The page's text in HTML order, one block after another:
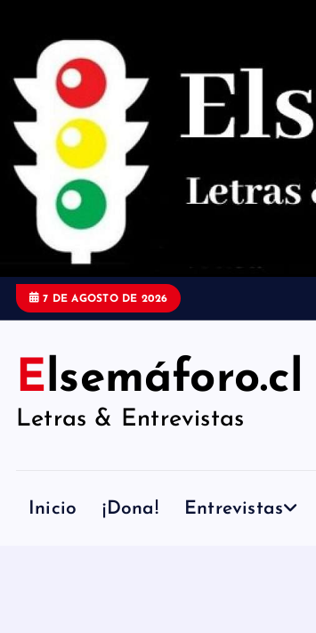
n
7 DE AGOSTO DE 2026
Elsemáforo.cl
Letras & Entrevistas
Inicio ¡Dona! Entrevistas